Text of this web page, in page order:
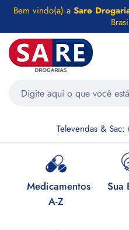
Bem vindo(a) a Sare
Televendas & Sac:
Medicamentos
A-Z
Sua